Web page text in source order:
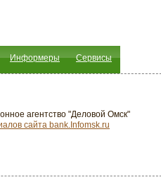
Информеры Сервисы
агентство "Деловой Омск"
сайта bank.Infomsk.ru